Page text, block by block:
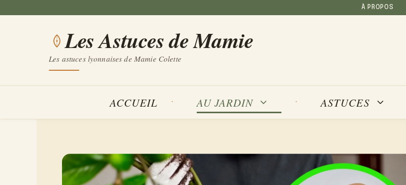
À PROPOS
Les Astuces de Mamie
Les astuces lyonnaises de Mamie Colette
ACCUEIL AU JARDIN ASTUCES